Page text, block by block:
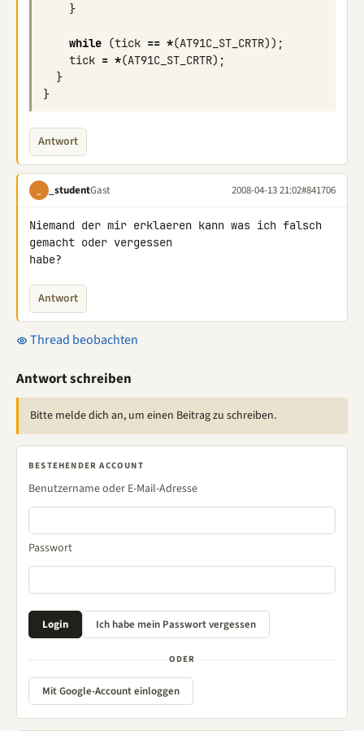
}
while (tick == *(AT91C_ST_CRTR));
tick = *(AT91C_ST_CRTR);
}
}
Antwort
_studentGast 2008-04-13 21:02#841706
Niemand der mir erklaeren kann was ich falsch
gemacht oder vergessen
habe?
Antwort
Thread beobachten
Antwort schreiben
Bitte melde dich an, um einen Beitrag zu schreiben.
BESTEHENDER ACCOUNT
Benutzername oder E-Mail-Adresse
Passwort
ODER
Mit Google-Account einloggen